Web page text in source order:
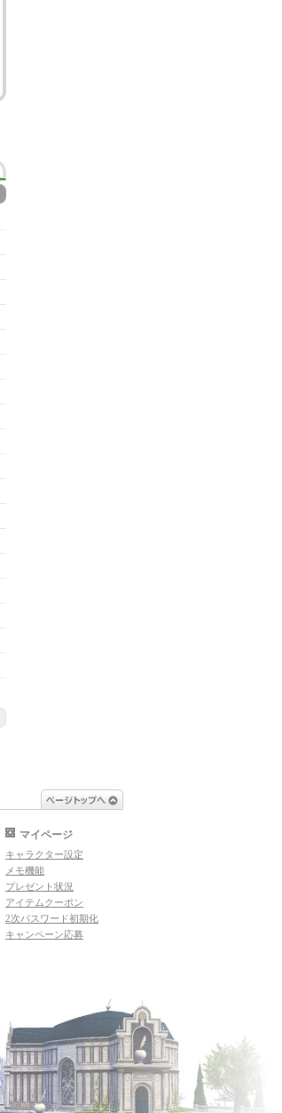
マイページ
キャラクター設定
メモ機能
プレゼント状況
アイテムクーポン
2次パスワード初期化
キャンペーン応募